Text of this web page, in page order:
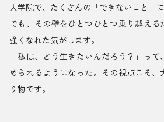
大学院で、たくさんの「できないこと」
でも、その壁をひとつひとつ乗り越える
強くなれた気がします。
「私は、どう生きたいんだろう？」っ
められるようになった。その視点こそ
り物です。